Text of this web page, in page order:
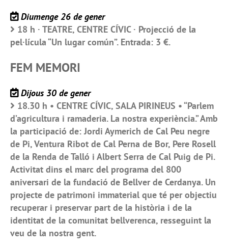
Diumenge 26 de gener
18 h · TEATRE, CENTRE CÍVIC · Projecció de la
pel·lícula “Un lugar común”. Entrada: 3 €.
FEM MEMORI
Dijous 30 de gener
18.30 h • CENTRE CÍVIC, SALA PIRINEUS • “Parlem
d’agricultura i ramaderia. La nostra experiència.” Amb
la participació de: Jordi Aymerich de Cal Peu negre
de Pi, Ventura Ribot de Cal Perna de Bor, Pere Rosell
de la Renda de Talló i Albert Serra de Cal Puig de Pi.
Activitat dins el marc del programa del 800
aniversari de la fundació de Bellver de Cerdanya. Un
projecte de patrimoni immaterial que té per objectiu
recuperar i preservar part de la història i de la
identitat de la comunitat bellverenca, resseguint la
veu de la nostra gent.